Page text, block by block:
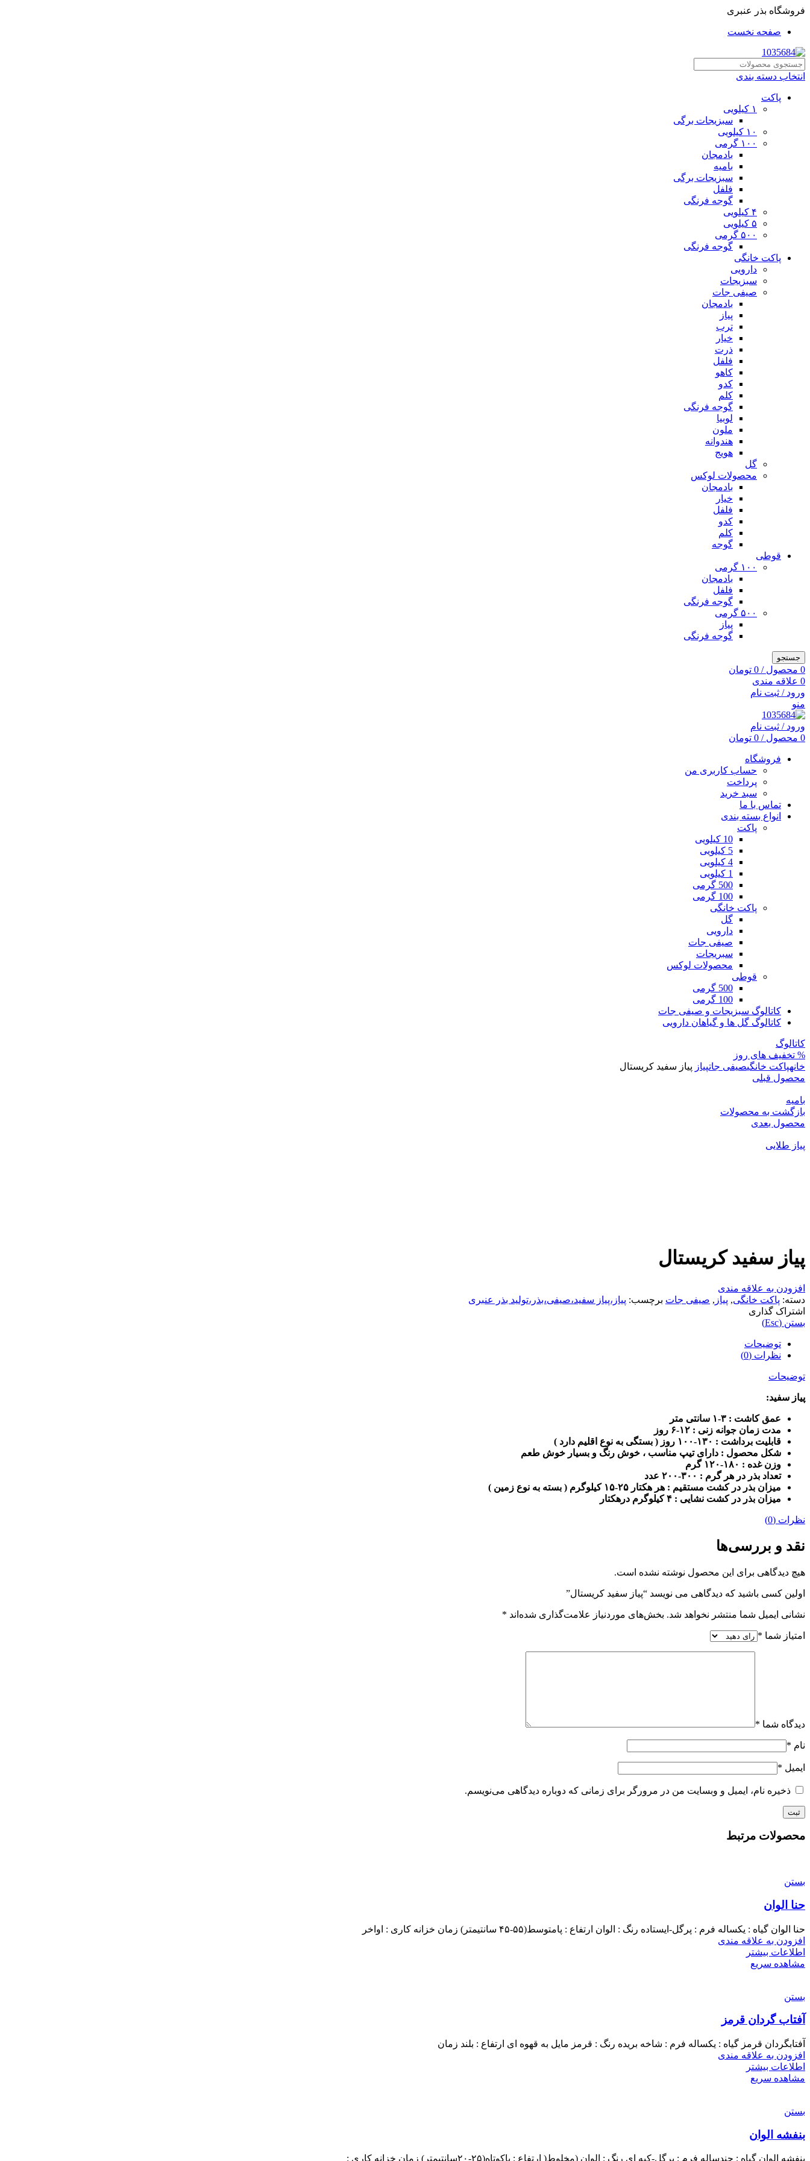
فروشگاه بذر عنبری
صفحه نخست
انتخاب دسته بندی
پاکت
۱ کیلویی
سبزیجات برگی
۱۰ کیلویی
۱۰۰ گرمی
بادمجان
بامیه
سبزیجات برگی
فلفل
گوجه فرنگی
۴ کیلویی
۵ کیلویی
۵۰۰ گرمی
گوجه فرنگی
پاکت خانگی
دارویی
سبزیجات
صیفی جات
بادمجان
پیاز
ترب
خیار
ذرت
فلفل
کاهو
کدو
کلم
گوجه فرنگی
لوبیا
ملون
هندوانه
هویج
گل
محصولات لوکس
بادمجان
خیار
فلفل
کدو
کلم
گوجه
قوطی
۱۰۰ گرمی
بادمجان
فلفل
گوجه فرنگی
۵۰۰ گرمی
پیاز
گوجه فرنگی
جستجو
0 محصول /
0 تومان
0 علاقه مندی
ورود / ثبت نام
منو
ورود / ثبت نام
0 محصول /
0 تومان
فروشگاه
حساب کاربری من
پرداخت
سبد خرید
تماس با ما
انواع بسته بندی
پاکت
10 کیلویی
5 کیلویی
4 کیلویی
1 کیلویی
500 گرمی
100 گرمی
پاکت خانگی
گل
دارویی
صیفی جات
سبریجات
محصولات لوکس
قوطی
500 گرمی
100 گرمی
کاتالوگ سبزیجات و صیفی جات
کاتالوگ گل ها و گیاهان دارویی
کاتالوگ
% تخفیف های روز
خانهپاکت خانگیصیفی جاتپیاز پیاز سفید کریستال
محصول قبلی
بامیه
بازگشت به محصولات
محصول بعدی
پیاز طلایی
پیاز سفید کریستال
افزودن به علاقه مندی
دسته: پاکت خانگی, پیاز , صیفی جات برچسب: پیاز،پیاز سفید،صیفی،بذر،تولید بذر عنبری
اشتراک گذاری
بستن (Esc)
توضیحات
نظرات (0)
توضیحات
پیاز سفید:
عمق کاشت : ۳-۱ سانتی متر
مدت زمان جوانه زنی : ۱۲-۶ روز
قابلیت برداشت : ۱۳۰-۱۰۰ روز ( بستگی به نوع اقلیم دارد )
شکل محصول : دارای تیپ مناسب ، خوش رنگ و بسیار خوش طعم
وزن غده : ۱۸۰-۱۲۰ گرم
تعداد بذر در هر گرم : ۳۰۰-۲۰۰ عدد
میزان بذر در کشت مستقیم : هر هکتار ۲۵-۱۵ کیلوگرم ( بسته به نوع زمین )
میزان بذر در کشت نشایی : ۴ کیلوگرم درهکتار
نظرات (0)
نقد و بررسی‌ها
هیچ دیدگاهی برای این محصول نوشته نشده است.
اولین کسی باشید که دیدگاهی می نویسد “پیاز سفید کریستال”
نشانی ایمیل شما منتشر نخواهد شد. بخش‌های موردنیاز علامت‌گذاری شده‌اند *
امتیاز شما *
دیدگاه شما *
نام *
ایمیل *
ذخیره نام، ایمیل و وبسایت من در مرورگر برای زمانی که دوباره دیدگاهی می‌نویسم.
محصولات مرتبط
بستن
حنا الوان
حنا الوان گیاه : یکساله فرم : پرگل-ایستاده رنگ : الوان ارتفاع : پامتوسط(۵۵-۴۵ سانتیمتر) زمان خزانه کاری : اواخر
افزودن به علاقه مندی
اطلاعات بیشتر
مشاهده سریع
بستن
آفتاب گردان قرمز
آفتابگردان قرمز گیاه : یکساله فرم : شاخه بریده رنگ : قرمز مایل به قهوه ای ارتفاع : بلند زمان
افزودن به علاقه مندی
اطلاعات بیشتر
مشاهده سریع
بستن
بنفشه الوان
بنفشه الوان گیاه : چندساله فرم : پرگل-کپه ای رنگ : الوان (مخلوط( ارتفاع : پاکوتاه(۲۵-۲۰سانتیمتر) زمان خزانه کاری :